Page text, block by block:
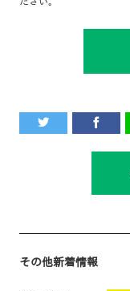
その他新着情報